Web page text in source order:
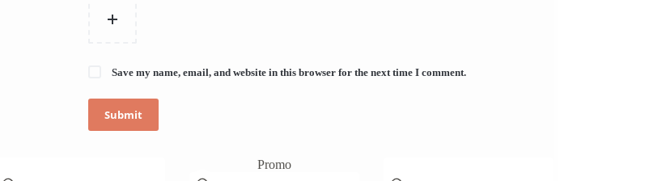
Save my name, email, and website in this browser for the next time I comment.
Submit
Promo